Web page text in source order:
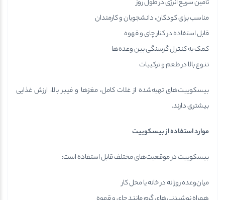
تأمین سریع انرژی در طول روز
مناسب برای کودکان، دانشجویان و کارمندان
قابل استفاده در کنار چای و قهوه
کمک به کنترل گرسنگی بین وعده‌ها
تنوع بالا در طعم و ترکیبات
بیسکوییت‌های تهیه‌شده از غلات کامل، مغزها و فیبر بالا، ارزش غذایی
بیشتری دارند.
موارد استفاده از بیسکوییت
بیسکوییت در موقعیت‌های مختلف قابل استفاده است:
میان‌وعده روزانه در خانه یا محل کار